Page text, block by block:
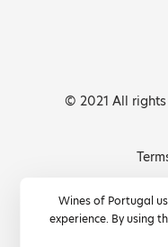
Wines of Portugal
experience. By using
© 2021 All